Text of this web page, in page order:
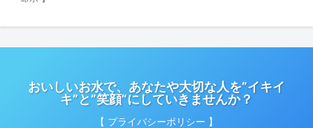
おいしいお水で、あなたや大切な人を”イキイ
キ”と”笑顔”にしていきませんか？
【 プライバシーポリシー 】